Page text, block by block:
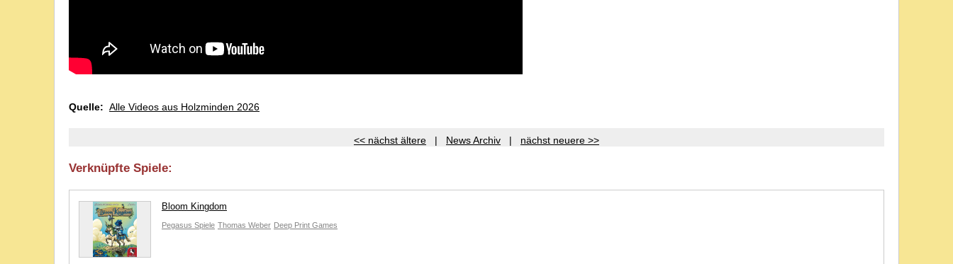
Quelle: Alle Videos aus Holzminden 2026
<< nächst ältere | News Archiv | nächst neuere >>
Verknüpfte Spiele:
Bloom Kingdom
Pegasus Spiele Thomas Weber Deep Print Games